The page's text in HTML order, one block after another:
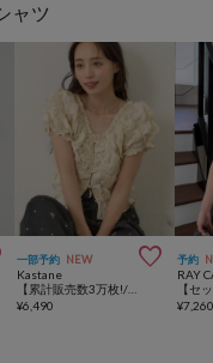
ャツ
一部予約 NEW 
Kastane
【累計販売数3万枚!/着痩せ◎】クシュクシュブラウス
¥6,490
予約
RAY
¥